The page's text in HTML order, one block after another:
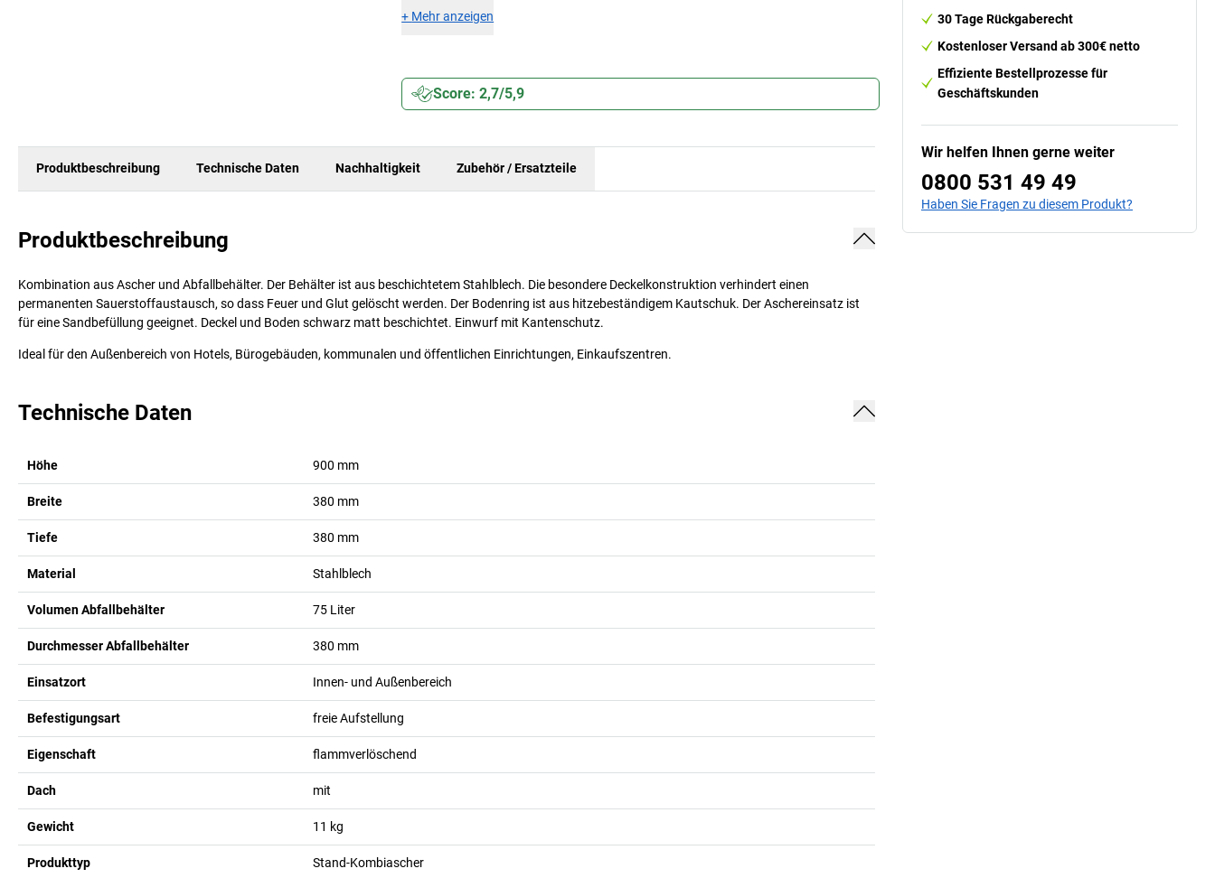
+ Mehr anzeigen
Score: 2,7/5,9
Produktbeschreibung Technische Daten Nachhaltigkeit Zubehör / Ersatzteile
Produktbeschreibung
Kombination aus Ascher und Abfallbehälter. Der Behälter ist aus beschichtetem Stahlblech. Die besondere Deckelkonstruktion verhindert einen
permanenten Sauerstoffaustausch, so dass Feuer und Glut gelöscht werden. Der Bodenring ist aus hitzebeständigem Kautschuk. Der Aschereinsatz ist
für eine Sandbefüllung geeignet. Deckel und Boden schwarz matt beschichtet. Einwurf mit Kantenschutz.
Ideal für den Außenbereich von Hotels, Bürogebäuden, kommunalen und öffentlichen Einrichtungen, Einkaufszentren.
Technische Daten
Höhe 900 mm
Breite 380 mm
Tiefe 380 mm
Material Stahlblech
Volumen Abfallbehälter 75 Liter
Durchmesser Abfallbehälter 380 mm
Einsatzort Innen- und Außenbereich
Befestigungsart freie Aufstellung
Eigenschaft flammverlöschend
Dach mit
Gewicht 11 kg
Produkttyp Stand-Kombiascher
30 Tage Rückgaberecht
Kostenloser Versand ab 300€ netto
Effiziente Bestellprozesse für
Geschäftskunden
Wir helfen Ihnen gerne weiter
0800 531 49 49
Haben Sie Fragen zu diesem Produkt?